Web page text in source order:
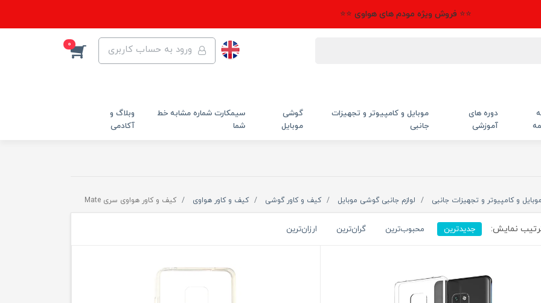
⭐⭐ فروش ویژه مودم های هواوی ⭐⭐
ورود به حساب کاربری 0
دوره های
آموزشی
موبایل و کامپیوتر و تجهیزات
جانبی
گوشی
موبایل
سیمکارت شماره مشابه خط
شما
وبلاگ و
آکادمی
موبایل و کامپیوتر و تجهیزات جانبی لوازم جانبی گوشی موبایل کیف و کاور گوشی کیف و کاور هواوی کیف و کاور هواوی سری Mate
نمایش: جدیدترین محبوب‌ترین گران‌ترین ارزان‌ترین